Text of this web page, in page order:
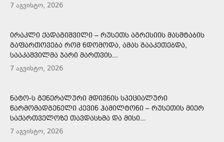
7 აგვისტო, 2026
ᲘᲠᲐᲙᲚᲘ ᲥᲐᲓᲐᲒᲘᲨᲕᲘᲚᲘ – ᲠᲣᲡᲔᲗᲡ ᲐᲒᲠᲔᲡᲘᲘᲡ ᲛᲐᲡᲨᲢᲐᲑᲘᲡ
ᲒᲐᲤᲐᲠᲗᲝᲕᲔᲑᲐ ᲠᲝᲛ ᲜᲓᲝᲛᲝᲓᲐ, ᲐᲛᲐᲡ ᲒᲐᲐᲙᲔᲗᲔᲑᲓᲐ,
ᲡᲐᲐᲙᲐᲨᲕᲘᲚᲛᲐ ᲯᲐᲠᲘ ᲛᲐᲠᲗᲕᲘᲡ...
7 აგვისტო, 2026
ᲜᲐᲢᲝ-Ს ᲒᲔᲜᲔᲠᲐᲚᲣᲠᲘ ᲛᲓᲘᲕᲜᲘᲡ ᲡᲞᲔᲪᲘᲐᲚᲣᲠᲘ
ᲬᲐᲠᲛᲝᲛᲐᲓᲒᲔᲜᲔᲚᲘ ᲙᲔᲕᲘᲜ ᲰᲐᲛᲘᲚᲢᲝᲜᲘ – ᲠᲣᲡᲔᲗᲘᲡ ᲛᲘᲔᲠ
ᲡᲐᲥᲐᲠᲗᲕᲔᲚᲝᲖᲔ ᲗᲐᲕᲓᲐᲡᲮᲛᲐ ᲓᲐ ᲛᲘᲡᲘ...
7 აგვისტო, 2026